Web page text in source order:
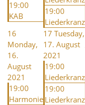
19:00
KAB
19:00
Liederkranz
16
Monday,
16.
August
2021
19:00
Harmonie
17 Tuesday,
17. August
2021
19:00
Liederkranz
19:00
Liederkranz